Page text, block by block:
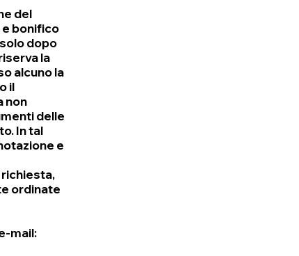
del
e bonifico
dopo
la
alcuno la
il
non
delle
In tal
e
ordinate
mail: